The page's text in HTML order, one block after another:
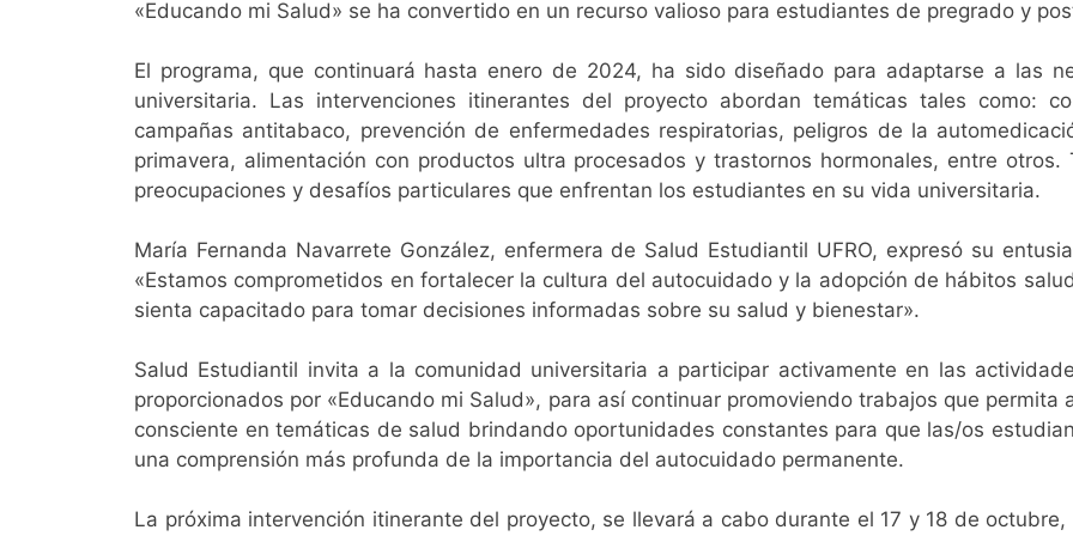
«Educando mi Salud» se ha convertido en un recurso valioso para estudiantes de pregrado y
El programa, que continuará hasta enero de 2024, ha sido diseñado para adaptarse a las
universitaria. Las intervenciones itinerantes del proyecto abordan temáticas tales como:
campañas antitabaco, prevención de enfermedades respiratorias, peligros de la
primavera, alimentación con productos ultra procesados y trastornos hormonales, entre
preocupaciones y desafíos particulares que enfrentan los estudiantes en su vida universitaria.
María Fernanda Navarrete González, enfermera de Salud Estudiantil UFRO, expresó su
«Estamos comprometidos en fortalecer la cultura del autocuidado y la adopción de hábitos
sienta capacitado para tomar decisiones informadas sobre su salud y bienestar».
Salud Estudiantil invita a la comunidad universitaria a participar activamente en las
proporcionados por «Educando mi Salud», para así continuar promoviendo trabajos que
consciente en temáticas de salud brindando oportunidades constantes para que las/os
una comprensión más profunda de la importancia del autocuidado permanente.
La próxima intervención itinerante del proyecto, se llevará a cabo durante el 17 y 18 de